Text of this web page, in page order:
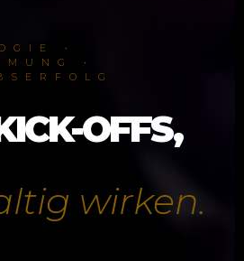
•
•
OFFS,
wirken.